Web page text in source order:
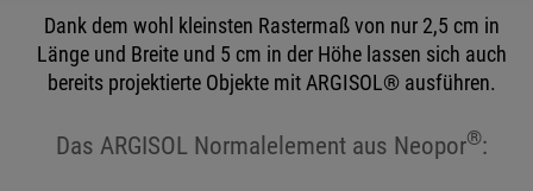
Dank dem wohl kleinsten Rastermaß von nur 2,5 cm in
Länge und Breite und 5 cm in der Höhe lassen sich auch
bereits projektierte Objekte mit ARGISOL® ausführen.
Das ARGISOL Normalelement aus Neopor®: